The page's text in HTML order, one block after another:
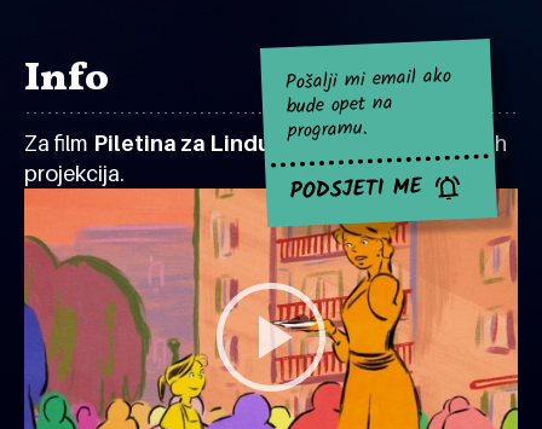
Info
Za film Piletina za Lindu
za sad nema najavljenih
projekcija.
Pošalji mi email ako
bude opet na
programu.
PODSJETI ME